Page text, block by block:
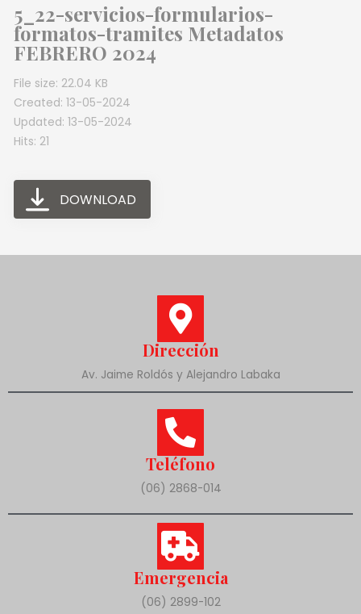
5_22-servicios-formularios-
formatos-tramites Metadatos
FEBRERO 2024
File size: 22.04 KB
Created: 13-05-2024
Updated: 13-05-2024
Hits: 21
DOWNLOAD
Dirección
Av. Jaime Roldós y Alejandro Labaka
Teléfono
(06) 2868-014
Emergencia
(06) 2899-102